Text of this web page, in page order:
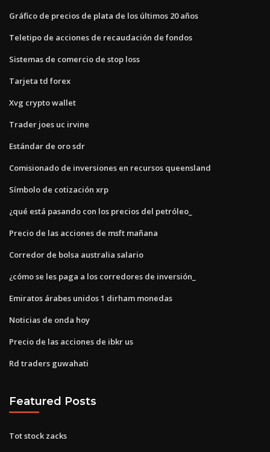
Gráfico de precios de plata de los últimos 20 años
Teletipo de acciones de recaudación de fondos
Sistemas de comercio de stop loss
Tarjeta td forex
Xvg crypto wallet
Trader joes uc irvine
Estándar de oro sdr
Comisionado de inversiones en recursos queensland
Símbolo de cotización xrp
¿qué está pasando con los precios del petróleo_
Precio de las acciones de msft mañana
Corredor de bolsa australia salario
¿cómo se les paga a los corredores de inversión_
Emiratos árabes unidos 1 dirham monedas
Noticias de onda hoy
Precio de las acciones de ibkr us
Rd traders guwahati
Featured Posts
Tot stock zacks